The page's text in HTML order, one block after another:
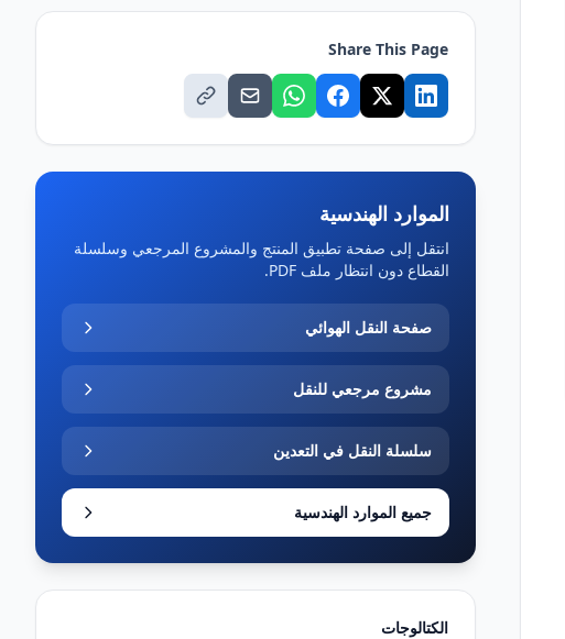
Share This Page
الموارد الهندسية
انتقل إلى صفحة تطبيق المنتج والمشروع المرجعي وسلسلة
القطاع دون انتظار ملف PDF.
صفحة النقل الهوائي
مشروع مرجعي للنقل
سلسلة النقل في التعدين
جميع الموارد الهندسية
الكتالوجات